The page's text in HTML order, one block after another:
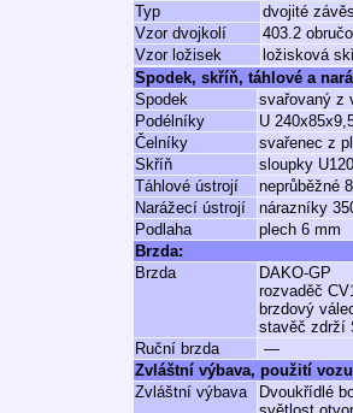
Typ
dvojité
Vzor dvojkolí
403.2
Vzor ložisek
ložisková
Spodek, skříň, táhlové a
Spodek
svařovaný z
Podélníky
U
Čelníky
svařenec z
Skříň
sloupky
Táhlové ústrojí
neprůběžné
Narážecí ústrojí
nárazníky
Podlaha
plech 6 mm
Brzda:
Brzda
DAKO-GP
rozvaděč
brzdový
stavěč zdrží
Ruční brzda
—
Zvláštní výbava, použití
Zvláštní výbava
Dvoukřídlé